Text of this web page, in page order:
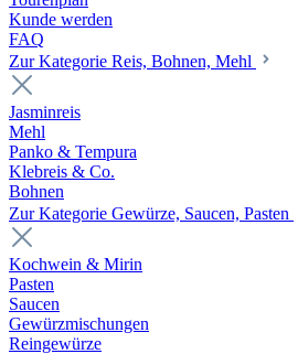
Kunde werden
FAQ
Zur Kategorie Reis, Bohnen, Mehl
Jasminreis
Mehl
Panko & Tempura
Klebreis & Co.
Bohnen
Zur Kategorie Gewürze, Saucen, Pasten
Kochwein & Mirin
Pasten
Saucen
Gewürzmischungen
Reingewürze